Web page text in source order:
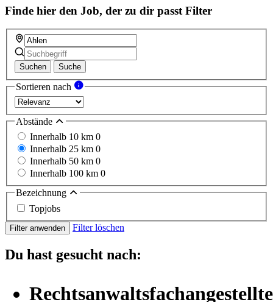
Finde hier den Job, der zu dir passt Filter
Suchen Suche
Sortieren nach
Abstände
Innerhalb 10 km 0
Innerhalb 25 km 0
Innerhalb 50 km 0
Innerhalb 100 km 0
Bezeichnung
Topjobs
Filter anwenden Filter löschen
Du hast gesucht nach:
Rechtsanwaltsfachangestellte